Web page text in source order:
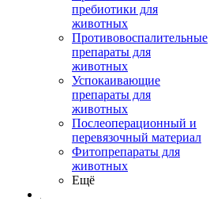
пребиотики для
животных
Противовоспалительные
препараты для
животных
Успокаивающие
препараты для
животных
Послеоперационный и
перевязочный материал
Фитопрепараты для
животных
Ещё